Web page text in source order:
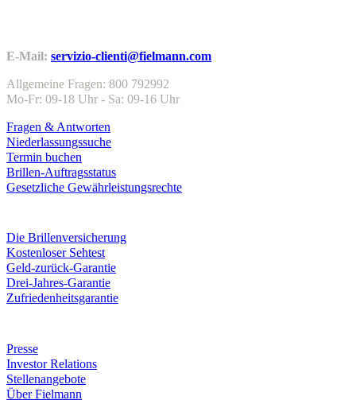
E-Mail: servizio-clienti@fielmann.com
Allgemeine Fragen: 800 792992
Mo-Fr: 09-18 Uhr - Sa: 09-16 Uhr
Fragen & Antworten
Niederlassungssuche
Termin buchen
Brillen-Auftragsstatus
Gesetzliche Gewährleistungsrechte
Die Brillenversicherung
Kostenloser Sehtest
Geld-zurück-Garantie
Drei-Jahres-Garantie
Zufriedenheitsgarantie
Presse
Investor Relations
Stellenangebote
Über Fielmann